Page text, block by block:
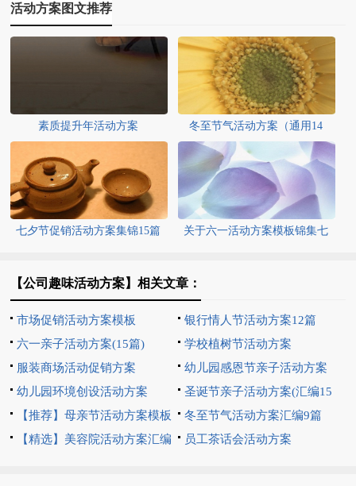
活动方案图文推荐
素质提升年活动方案
冬至节气活动方案（通用14
篇）
七夕节促销活动方案集锦15篇
关于六一活动方案模板锦集七
【公司趣味活动方案】相关文章：
市场促销活动方案模板
银行情人节活动方案12篇
六一亲子活动方案(15篇)
学校植树节活动方案
服装商场活动促销方案
幼儿园感恩节亲子活动方案
（精选21篇）
幼儿园环境创设活动方案
圣诞节亲子活动方案(汇编15
篇)
【推荐】母亲节活动方案模板
合集五篇
冬至节气活动方案汇编9篇
【精选】美容院活动方案汇编
员工茶话会活动方案